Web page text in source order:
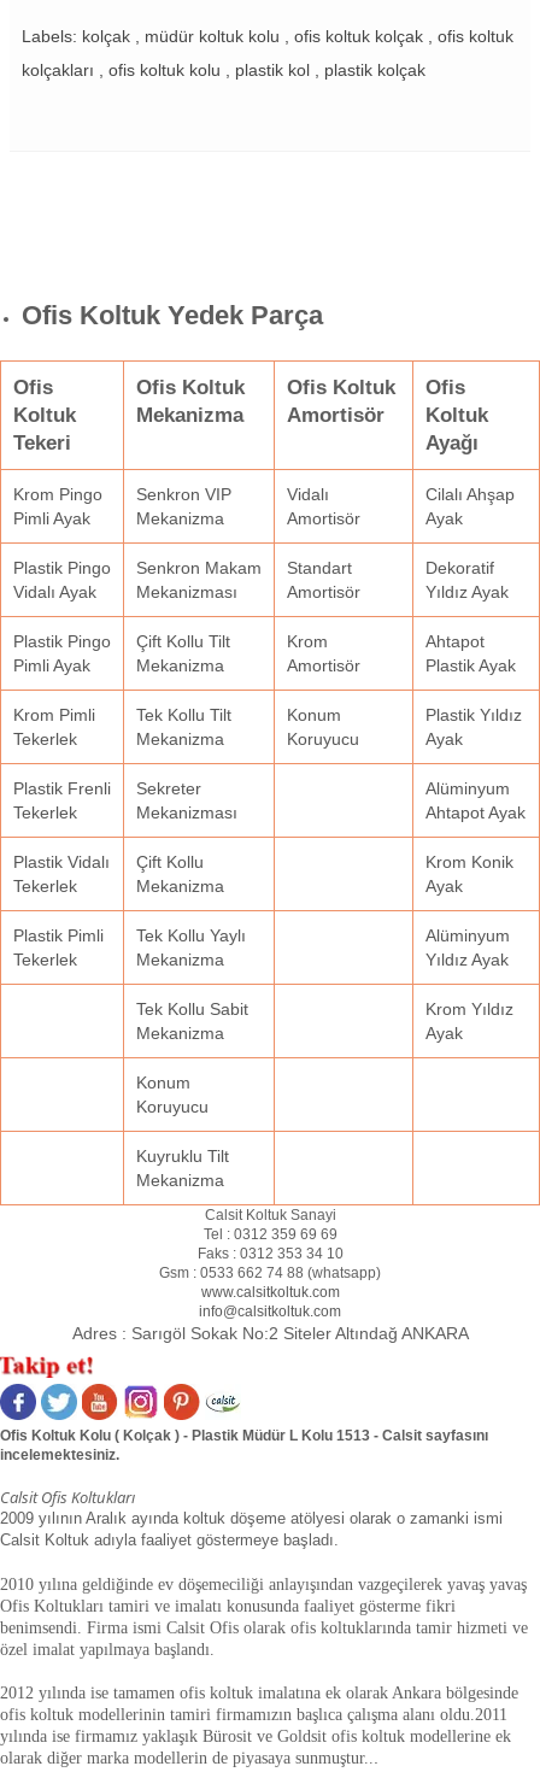
Labels: kolçak , müdür koltuk kolu , ofis koltuk kolçak , ofis koltuk
kolçakları , ofis koltuk kolu , plastik kol , plastik kolçak
Ofis Koltuk Yedek Parça
Ofis
Koltuk
Tekeri
Ofis Koltuk
Mekanizma
Ofis Koltuk
Amortisör
Ofis
Koltuk
Ayağı
Krom Pingo
Pimli Ayak
Senkron VIP
Mekanizma
Vidalı
Amortisör
Cilalı Ahşap
Ayak
Plastik Pingo
Vidalı Ayak
Senkron Makam
Mekanizması
Standart
Amortisör
Dekoratif
Yıldız Ayak
Plastik Pingo
Pimli Ayak
Çift Kollu Tilt
Mekanizma
Krom
Amortisör
Ahtapot
Plastik Ayak
Krom Pimli
Tekerlek
Tek Kollu Tilt
Mekanizma
Konum
Koruyucu
Plastik Yıldız
Ayak
Plastik Frenli
Tekerlek
Sekreter
Mekanizması
Alüminyum
Ahtapot Ayak
Plastik Vidalı
Tekerlek
Çift Kollu
Mekanizma
Krom Konik
Ayak
Plastik Pimli
Tekerlek
Tek Kollu Yaylı
Mekanizma
Alüminyum
Yıldız Ayak
Tek Kollu Sabit
Mekanizma
Krom Yıldız
Ayak
Konum
Koruyucu
Kuyruklu Tilt
Mekanizma
Calsit Koltuk Sanayi
Tel : 0312 359 69 69
Faks : 0312 353 34 10
Gsm : 0533 662 74 88 (whatsapp)
www.calsitkoltuk.com
info@calsitkoltuk.com
Adres : Sarıgöl Sokak No:2 Siteler Altındağ ANKARA
Ofis Koltuk Kolu ( Kolçak ) - Plastik Müdür L Kolu 1513 - Calsit sayfasını
incelemektesiniz.
Calsit Ofis Koltukları
2009 yılının Aralık ayında koltuk döşeme atölyesi olarak o zamanki ismi
Calsit Koltuk adıyla faaliyet göstermeye başladı.
2010 yılına geldiğinde ev döşemeciliği anlayışından vazgeçilerek yavaş yavaş
Ofis Koltukları tamiri ve imalatı konusunda faaliyet gösterme fikri
benimsendi. Firma ismi Calsit Ofis olarak ofis koltuklarında tamir hizmeti ve
özel imalat yapılmaya başlandı.
2012 yılında ise tamamen ofis koltuk imalatına ek olarak Ankara bölgesinde
ofis koltuk modellerinin tamiri firmamızın başlıca çalışma alanı oldu. 2011
yılında ise firmamız yaklaşık Bürosit ve Goldsit ofis koltuk modellerine ek
olarak diğer marka modellerin de piyasaya sunmuştur.